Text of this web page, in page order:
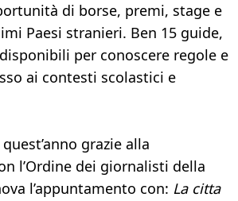
di borse, premi, stage e
Paesi stranieri. Ben 15 guide,
per conoscere regole e
ai contesti scolastici e
grazie alla
l’Ordine dei giornalisti della
l’appuntamento con: La citta